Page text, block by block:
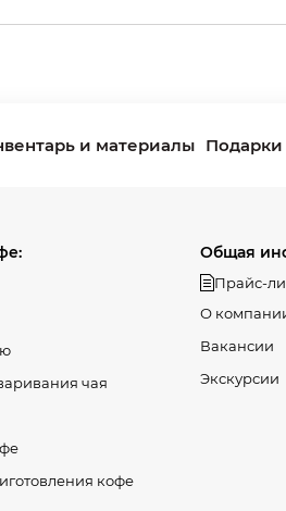
и материалы Подарки
чая
кофе
Общая
Прайс-
О
Вакансии
Экскурсии